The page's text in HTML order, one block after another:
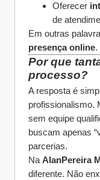
Oferecer
de
Em outras
presença online.
Por que
processo?
A resposta é
profissionalismo.
sem equipe
buscam apenas
parcerias.
Na AlanPereira
diferente. Não